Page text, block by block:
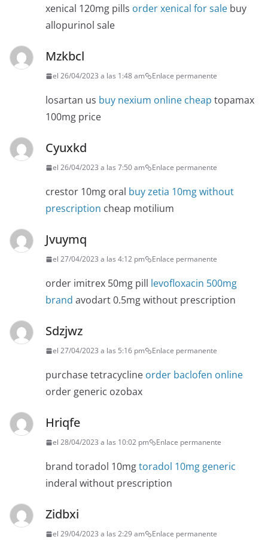
xenical 120mg pills order xenical for sale buy
allopurinol sale
Mzkbcl
el 26/04/2023 a las 1:48 am Enlace permanente
losartan us buy nexium online cheap topamax
100mg price
Cyuxkd
el 26/04/2023 a las 7:50 am Enlace permanente
crestor 10mg oral buy zetia 10mg without
prescription cheap motilium
Jvuymq
el 27/04/2023 a las 4:12 pm Enlace permanente
order imitrex 50mg pill levofloxacin 500mg
brand avodart 0.5mg without prescription
Sdzjwz
el 27/04/2023 a las 5:16 pm Enlace permanente
purchase tetracycline order baclofen online
order generic ozobax
Hriqfe
el 28/04/2023 a las 10:02 pm Enlace permanente
brand toradol 10mgtoradol 10mg generic
inderal without prescription
Zidbxi
el 29/04/2023 a las 2:29 am Enlace permanente